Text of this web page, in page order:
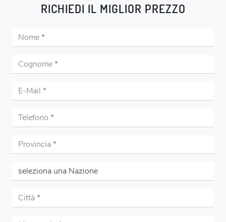
RICHIEDI IL MIGLIOR PREZZO